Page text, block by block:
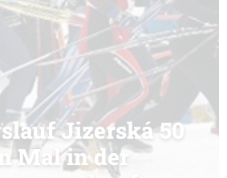
Jizerská 50
Mal in der